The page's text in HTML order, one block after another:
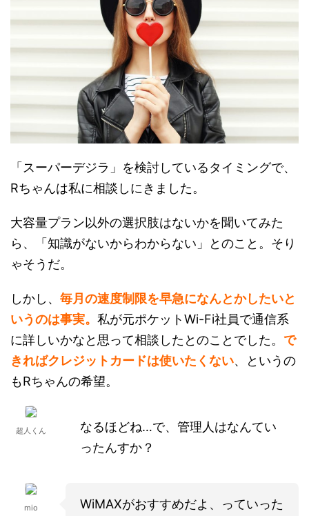
「スーパーデジラ」を検討しているタイミングで、
Rちゃんは私に相談しにきました。
大容量プラン以外の選択肢はないかを聞いてみた
ら、「知識がないからわからない」とのこと。そり
ゃそうだ。
しかし、 毎月の速度制限を早急になんとかしたいと
いうのは事実。 私が元ポケットWi-Fi社員で通信系
に詳しいかなと思って相談したとのことでした。 で
きればクレジットカードは使いたくない、というの
もRちゃんの希望。
超人くん
なるほどね…で、管理人はなんてい
ったんすか？
mio
WiMAXがおすすめだよ、っていった